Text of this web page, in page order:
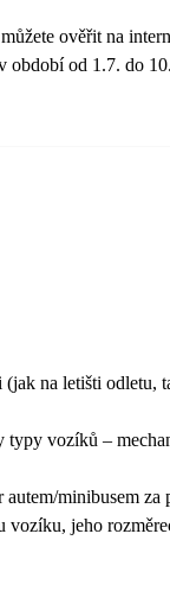
ověřit na
období od 1.7. do
na letišti odletu,
vozíků –
minibusem
jeho